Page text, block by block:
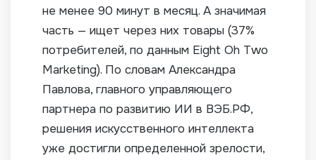
не менее 90 минут в месяц. А значимая
часть — ищет через них товары (37%
потребителей, по данным Eight Oh Two
Marketing). По словам Александра
Павлова, главного управляющего
партнера по развитию ИИ в ВЭБ.РФ,
решения искусственного интеллекта
уже достигли определенной зрелости,